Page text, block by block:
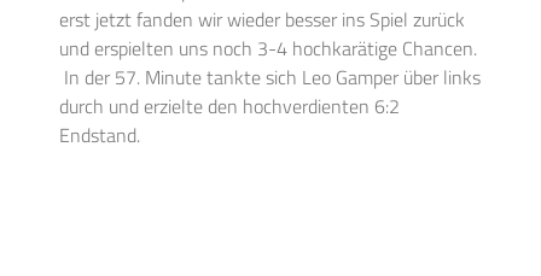
erst jetzt fanden wir wieder besser ins Spiel zurück
und erspielten uns noch 3-4 hochkarätige Chancen.
In der 57. Minute tankte sich Leo Gamper über links
durch und erzielte den hochverdienten 6:2
Endstand.